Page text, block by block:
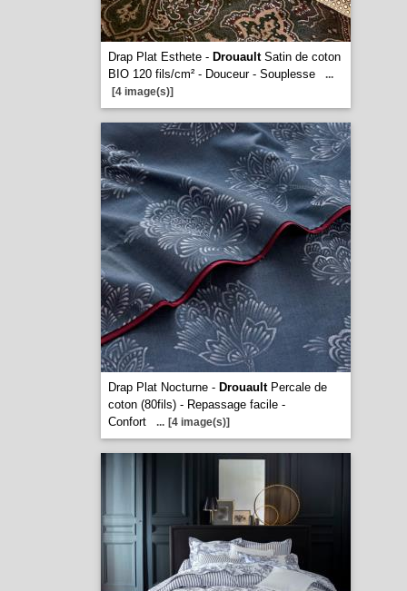
Drap Plat Esthete - DrouaultSatin de coton
BIO 120 fils/cm² - Douceur - Souplesse
...
[4 image(s)]
Drap Plat Nocturne - DrouaultPercale de
coton (80fils) - Repassage facile -
Confort
... [4 image(s)]